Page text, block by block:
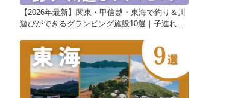
【2026年最新】関東・甲信越・東海で釣り＆川
遊びができるグランピング施設10選｜子連れに